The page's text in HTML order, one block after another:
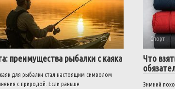
0
преимущества рыбалки с каяка
для рыбалки стал настоящим символом
с природой. Если раньше
Спорт
Что
Зимний